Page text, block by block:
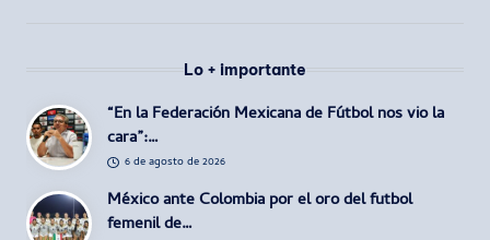
Lo + importante
“En la Federación Mexicana de Fútbol nos vio la
cara”:…
6 de agosto de 2026
México ante Colombia por el oro del futbol
femenil de…